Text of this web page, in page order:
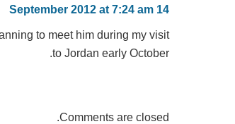
14 September 2012 at 7:24 am
to meet him during my visit
to Jordan early October.
Comments are closed.